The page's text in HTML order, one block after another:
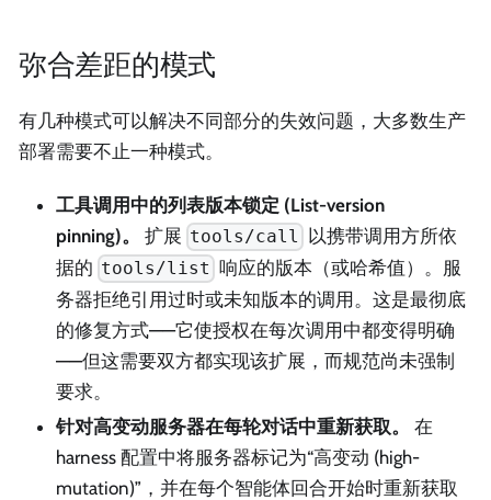
弥合差距的模式
有几种模式可以解决不同部分的失效问题，大多数生产
部署需要不止一种模式。
工具调用中的列表版本锁定 (List-version
pinning)。
扩展 tools/call 以携带调用方所依
据的 tools/list 响应的版本（或哈希值）。服
务器拒绝引用过时或未知版本的调用。这是最彻底
的修复方式——它使授权在每次调用中都变得明确
——但这需要双方都实现该扩展，而规范尚未强制
要求。
针对高变动服务器在每轮对话中重新获取。
在
harness 配置中将服务器标记为“高变动 (high-
mutation)”，并在每个智能体回合开始时重新获取